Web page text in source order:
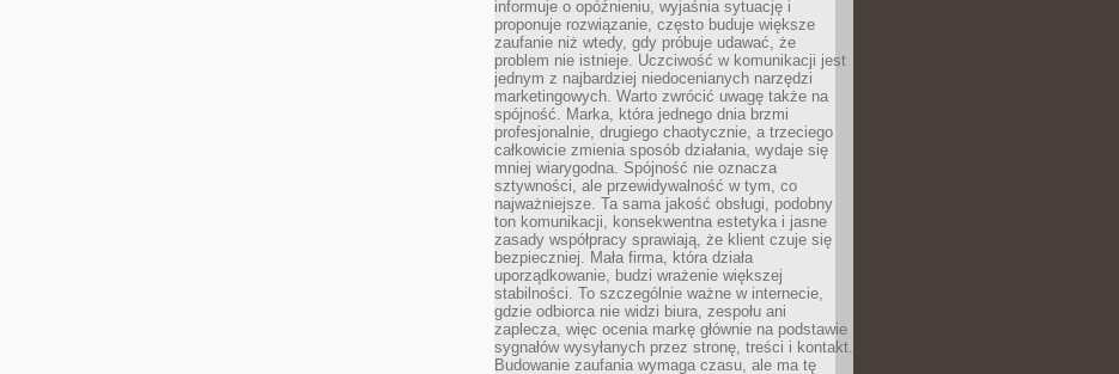
informuje o opóźnieniu, wyjaśnia sytuację i
proponuje rozwiązanie, często buduje większe
zaufanie niż wtedy, gdy próbuje udawać, że
problem nie istnieje. Uczciwość w komunikacji jest
jednym z najbardziej niedocenianych narzędzi
marketingowych. Warto zwrócić uwagę także na
spójność. Marka, która jednego dnia brzmi
profesjonalnie, drugiego chaotycznie, a trzeciego
całkowicie zmienia sposób działania, wydaje się
mniej wiarygodna. Spójność nie oznacza
sztywności, ale przewidywalność w tym, co
najważniejsze. Ta sama jakość obsługi, podobny
ton komunikacji, konsekwentna estetyka i jasne
zasady współpracy sprawiają, że klient czuje się
bezpieczniej. Mała firma, która działa
uporządkowanie, budzi wrażenie większej
stabilności. To szczególnie ważne w internecie,
gdzie odbiorca nie widzi biura, zespołu ani
zaplecza, więc ocenia markę głównie na podstawie
sygnałów wysyłanych przez stronę, treści i kontakt.
Budowanie zaufania wymaga czasu, ale ma tę